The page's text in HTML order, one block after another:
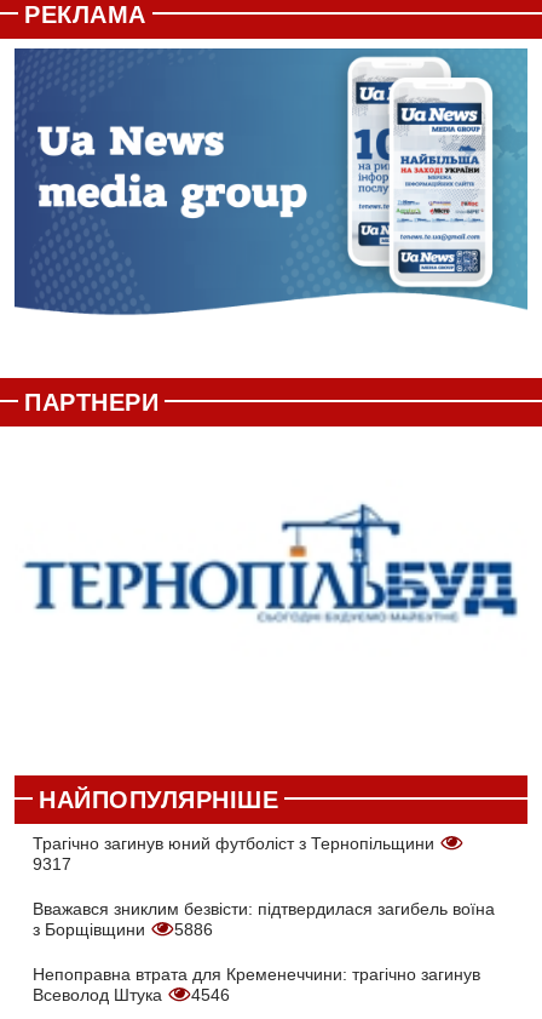
РЕКЛАМА
ПАРТНЕРИ
НАЙПОПУЛЯРНІШЕ
Трагічно загинув юний футболіст з Тернопільщини
9317
Вважався зниклим безвісти: підтвердилася загибель воїна
з Борщівщини
5886
Непоправна втрата для Кременеччини: трагічно загинув
Всеволод Штука
4546